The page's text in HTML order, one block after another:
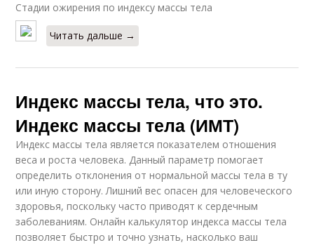
Стадии ожирения по индексу массы тела
Читать дальше →
Индекс массы тела, что это.
Индекс массы тела (ИМТ)
Индекс массы тела является показателем отношения
веса и роста человека. Данный параметр помогает
определить отклонения от нормальной массы тела в ту
или иную сторону. Лишний вес опасен для человеческого
здоровья, поскольку часто приводят к сердечным
заболеваниям. Онлайн калькулятор индекса массы тела
позволяет быстро и точно узнать, насколько ваш